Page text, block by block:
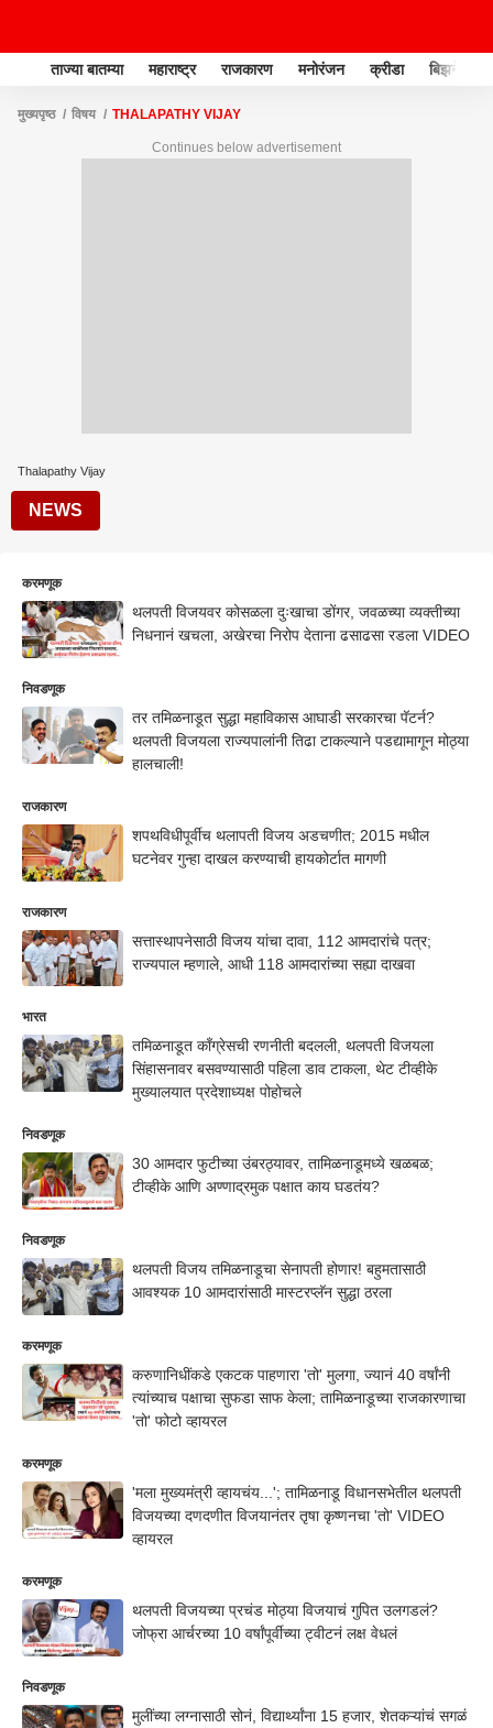
ताज्या बातम्या महाराष्ट्र राजकारण मनोरंजन क्रीडा बिझनेस
मुख्यपृष्ठ विषय THALAPATHY VIJAY
Continues below advertisement
Thalapathy Vijay
NEWS
करमणूक
थलपती विजयवर कोसळला दुःखाचा डोंगर, जवळच्या व्यक्तीच्या
निधनानं खचला, अखेरचा निरोप देताना ढसाढसा रडला VIDEO
निवडणूक
तर तमिळनाडूत सुद्धा महाविकास आघाडी सरकारचा पॅटर्न?
थलपती विजयला राज्यपालांनी तिढा टाकल्याने पडद्यामागून मोठ्या
हालचाली!
राजकारण
शपथविधीपूर्वीच थलापती विजय अडचणीत; 2015 मधील
घटनेवर गुन्हा दाखल करण्याची हायकोर्टात मागणी
राजकारण
सत्तास्थापनेसाठी विजय यांचा दावा, 112 आमदारांचे पत्र;
राज्यपाल म्हणाले, आधी 118 आमदारांच्या सह्या दाखवा
भारत
तमिळनाडूत काँग्रेसची रणनीती बदलली, थलपती विजयला
सिंहासनावर बसवण्यासाठी पहिला डाव टाकला, थेट टीव्हीके
मुख्यालयात प्रदेशाध्यक्ष पोहोचले
निवडणूक
30 आमदार फुटीच्या उंबरठ्यावर, तामिळनाडूमध्ये खळबळ;
टीव्हीके आणि अण्णाद्रमुक पक्षात काय घडतंय?
निवडणूक
थलपती विजय तमिळनाडूचा सेनापती होणार! बहुमतासाठी
आवश्यक 10 आमदारांसाठी मास्टरप्लॅन सुद्धा ठरला
करमणूक
करुणानिधींकडे एकटक पाहणारा 'तो' मुलगा, ज्यानं 40 वर्षांनी
त्यांच्याच पक्षाचा सुफडा साफ केला; तामिळनाडूच्या राजकारणाचा
'तो' फोटो व्हायरल
करमणूक
'मला मुख्यमंत्री व्हायचंय...'; तामिळनाडू विधानसभेतील थलपती
विजयच्या दणदणीत विजयानंतर तृषा कृष्णनचा 'तो' VIDEO
व्हायरल
करमणूक
थलपती विजयच्या प्रचंड मोठ्या विजयाचं गुपित उलगडलं?
जोफ्रा आर्चरच्या 10 वर्षांपूर्वीच्या ट्वीटनं लक्ष वेधलं
निवडणूक
मुलींच्या लग्नासाठी सोनं, विद्यार्थ्यांना 15 हजार, शेतकऱ्यांचं सगळं